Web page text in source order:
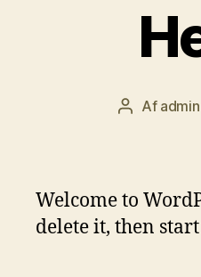
Af admin
Welcome to
delete it, then